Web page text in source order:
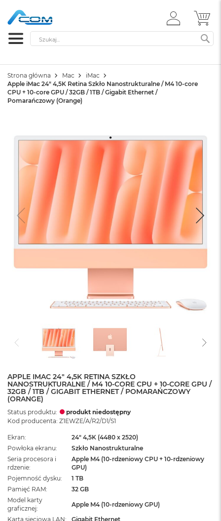
ZALOGUJ
SIĘ
Szukaj
Strona główna Mac
iMac
Apple iMac 24" 4,5K Retina Szkło Nanostrukturalne / M4 10-core
CPU + 10-core GPU / 32GB / 1TB / Gigabit Ethernet /
Pomarańczowy (Orange)
APPLE IMAC 24" 4,5K RETINA SZKŁO
NANOSTRUKTURALNE / M4 10-CORE CPU + 10-CORE GPU /
32GB / 1TB / GIGABIT ETHERNET / POMARAŃCZOWY
(ORANGE)
Status produktu:
produkt niedostępny
Kod producenta: Z1EWZE/A/R2/D1/S1
Ekran
24" 4,5K (4480 x 2520)
Powłoka ekranu
Szkło Nanostrukturalne
Seria procesora i
rdzenie
Apple M4 (10-rdzeniowy CPU + 10-rdzeniowy
GPU)
Pojemność dysku
1 TB
Pamięć RAM
32 GB
Model karty
graficznej
Apple M4 (10-rdzeniowy GPU)
Karta sieciowa LAN
Gigabit Ethernet